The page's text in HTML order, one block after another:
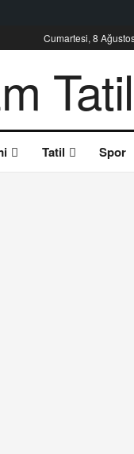
Cumartesi, 8
Tatil Spor